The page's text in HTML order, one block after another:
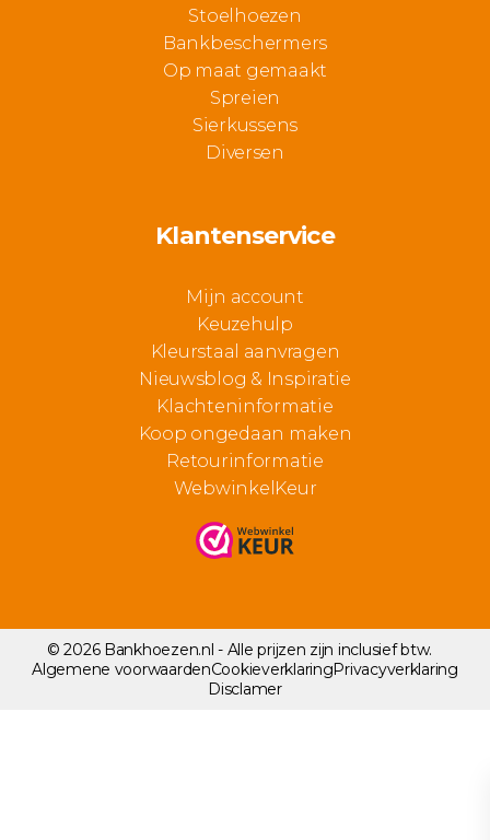
Stoelhoezen
Bankbeschermers
Op maat gemaakt
Spreien
Sierkussens
Diversen
Klantenservice
Mijn account
Keuzehulp
Kleurstaal aanvragen
Nieuwsblog & Inspiratie
Klachteninformatie
Koop ongedaan maken
Retourinformatie
WebwinkelKeur
© 2026 Bankhoezen.nl - Alle prijzen zijn inclusief btw.
Algemene voorwaardenCookieverklaringPrivacyverklaring
Disclamer